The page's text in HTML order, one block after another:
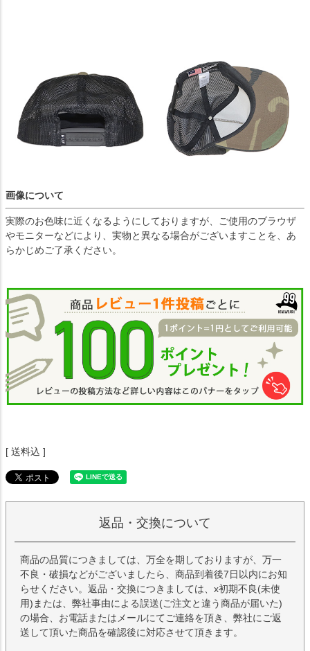
画像について
実際のお色味に近くなるようにしておりますが、ご使用のブラウザ
やモニターなどにより、実物と異なる場合がございますことを、あ
らかじめご了承ください。
送料込
返品・交換について
商品の品質につきましては、万全を期しておりますが、万一
不良・破損などがございましたら、商品到着後7日以内にお知
らせください。返品・交換につきましては、x初期不良(未使
用)または、弊社事由による誤送(ご注文と違う商品が届いた)
の場合、お電話またはメールにてご連絡を頂き、弊社にご返
送して頂いた商品を確認後に対応させて頂きます。